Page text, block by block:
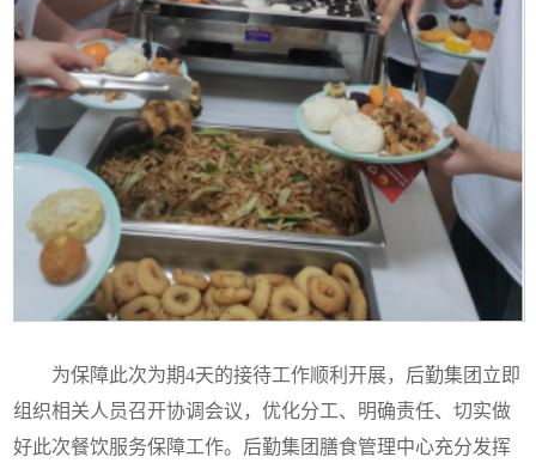
为保障此次为期4天的接待工作顺利开展，后勤集团立即
组织相关人员召开协调会议，优化分工、明确责任、切实做
好此次餐饮服务保障工作。后勤集团膳食管理中心充分发挥